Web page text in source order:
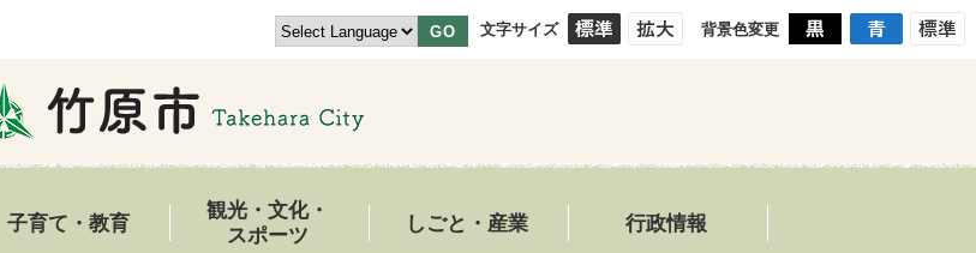
GO 文字サイズ 背景色変更
子育て・教育
観光・文化・
スポーツ
しごと・産業 行政情報